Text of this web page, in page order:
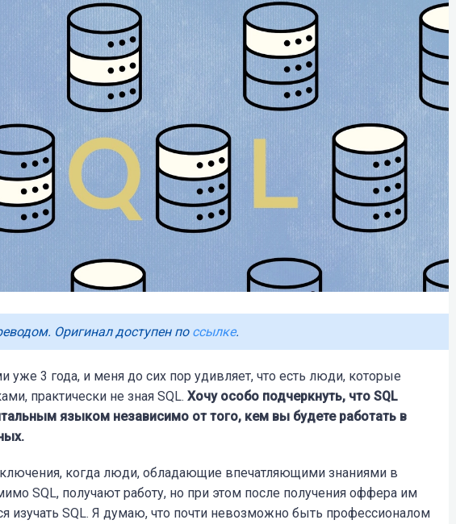
Оригинал доступен по ссылке.
уже 3 года, и меня до сих пор удивляет, что есть люди, которые
практически не зная SQL. Хочу особо подчеркнуть, что SQL
языком независимо от того, кем вы будете работать в
когда люди, обладающие впечатляющими знаниями в
SQL, получают работу, но при этом после получения оффера им
изучать SQL. Я думаю, что почти невозможно быть профессионалом